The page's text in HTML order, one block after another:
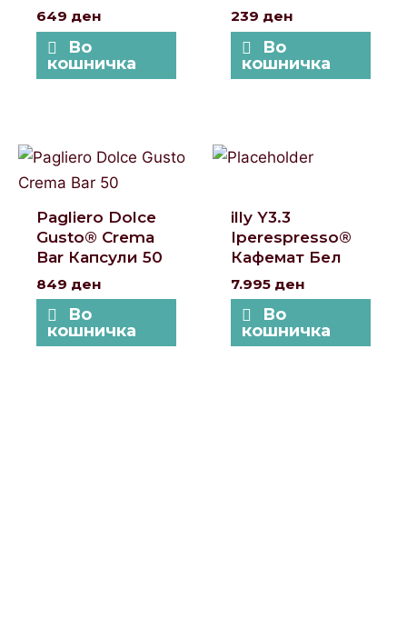
649 ден
Во
кошничка
239 ден
Во
кошничка
Pagliero Dolce
Gusto® Crema
Bar Капсули 50
849 ден
Во
кошничка
illy Y3.3
Iperespresso®
Кафемат Бел
7.995 ден
Во
кошничка